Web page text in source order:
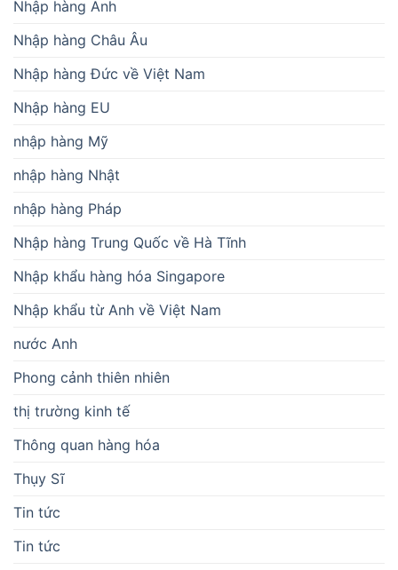
Nhập hàng Anh
Nhập hàng Châu Âu
Nhập hàng Đức về Việt Nam
Nhập hàng EU
nhập hàng Mỹ
nhập hàng Nhật
nhập hàng Pháp
Nhập hàng Trung Quốc về Hà Tĩnh
Nhập khẩu hàng hóa Singapore
Nhập khẩu từ Anh về Việt Nam
nước Anh
Phong cảnh thiên nhiên
thị trường kinh tế
Thông quan hàng hóa
Thụy Sĩ
Tin tức
Tin tức